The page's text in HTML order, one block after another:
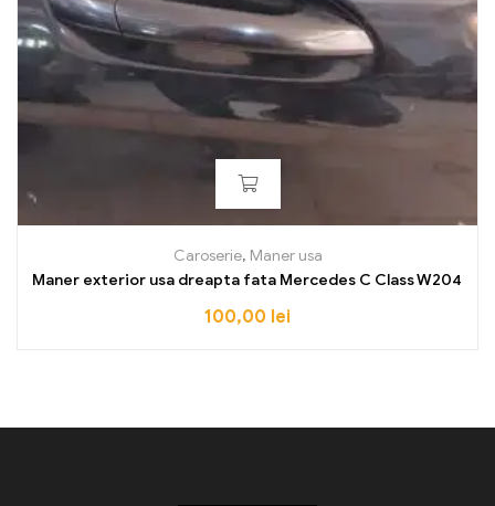
Caroserie, Maner usa
Maner exterior usa dreapta fata Mercedes C Class W204
100,00 lei